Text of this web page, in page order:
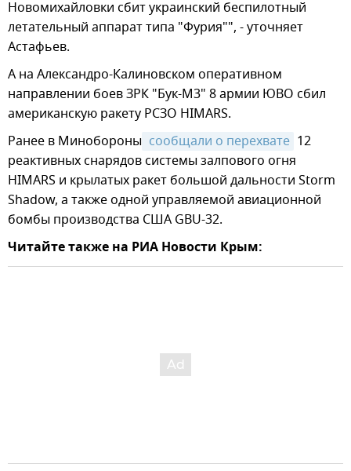
Новомихайловки сбит украинский беспилотный
летательный аппарат типа "Фурия"", - уточняет
Астафьев.
А на Александро-Калиновском оперативном
направлении боев ЗРК "Бук-М3" 8 армии ЮВО сбил
американскую ракету РСЗО HIMARS.
Ранее в Минобороны сообщали о перехвате 12
реактивных снарядов системы залпового огня
HIMARS и крылатых ракет большой дальности Storm
Shadow, а также одной управляемой авиационной
бомбы производства США GBU-32.
Читайте также на РИА Новости Крым: